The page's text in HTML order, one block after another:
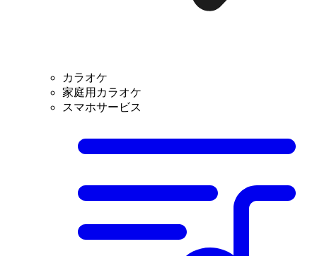
カラオケ
家庭用カラオケ
スマホサービス